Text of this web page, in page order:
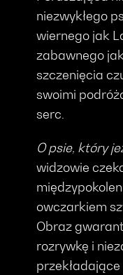
niezwykłego
wiernego jak
zabawnego
szczenięcia
swoimi
serc.
O psie, który
widzowie
owczarkiem
Obraz
rozrywkę i
przekładające